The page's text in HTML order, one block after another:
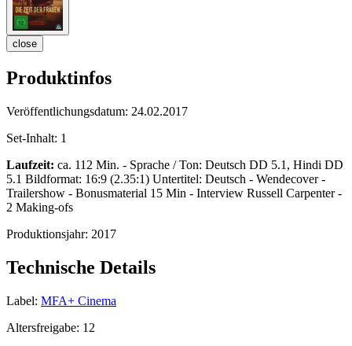
close
Produktinfos
Veröffentlichungsdatum: 24.02.2017
Set-Inhalt: 1
Laufzeit: ca. 112 Min. - Sprache / Ton: Deutsch DD 5.1, Hindi DD
5.1 Bildformat: 16:9 (2.35:1) Untertitel: Deutsch - Wendecover -
Trailershow - Bonusmaterial 15 Min - Interview Russell Carpenter -
2 Making-ofs
Produktionsjahr: 2017
Technische Details
Label: MFA+ Cinema
Altersfreigabe: 12